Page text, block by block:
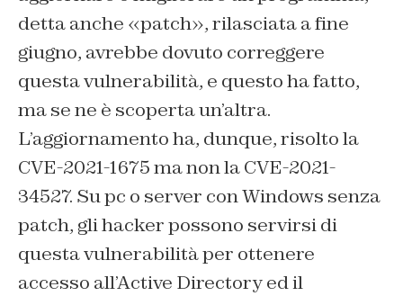
detta anche «patch», rilasciata a fine
giugno, avrebbe dovuto correggere
questa vulnerabilità, e questo ha fatto,
ma se ne è scoperta un’altra.
L’aggiornamento ha, dunque, risolto la
CVE-2021-1675 ma non la CVE-2021-
34527. Su pc o server con Windows senza
patch, gli hacker possono servirsi di
questa vulnerabilità per ottenere
accesso all’Active Directory ed il